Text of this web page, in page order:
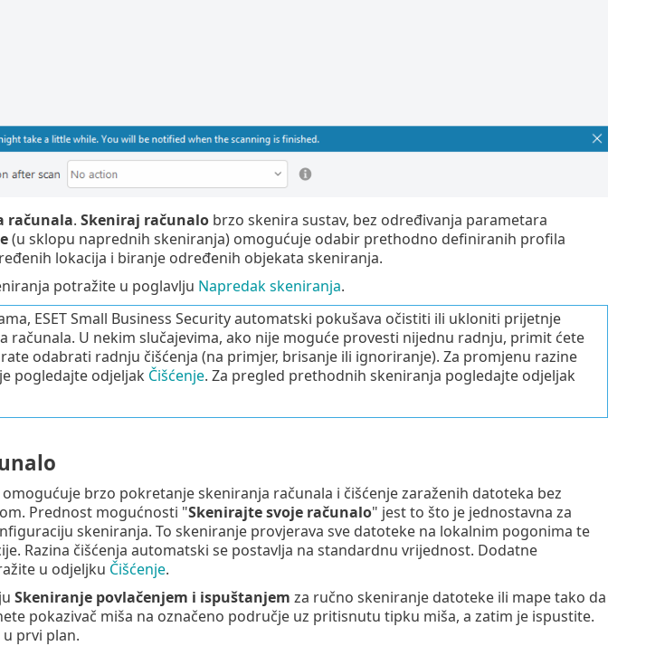
računala. Skeniraj računalobrzo skenira sustav, bez određivanja parametara
(u sklopu naprednih skeniranja) omogućuje odabir prethodno definiranih profila
lokacija i biranje određenih objekata skeniranja.
potražite u poglavlju Napredak skeniranja.
ESET Small Business Security automatski pokušava očistiti ili ukloniti prijetnje
računala. U nekim slučajevima, ako nije moguće provesti nijednu radnju, primit ćete
odabrati radnju čišćenja (na primjer, brisanje ili ignoriranje). Za promjenu razine
pogledajte odjeljak Čišćenje. Za pregled prethodnih skeniranja pogledajte odjeljak
brzo pokretanje skeniranja računala i čišćenje zaraženih datoteka bez
Prednost mogućnosti "Skenirajte svoje računalo" jest to što je jednostavna za
skeniranja. To skeniranje provjerava sve datoteke na lokalnim pogonima te
Razina čišćenja automatski se postavlja na standardnu vrijednost. Dodatne
u odjeljku Čišćenje.
Skeniranje povlačenjem i ispuštanjem za ručno skeniranje datoteke ili mape tako da
pokazivač miša na označeno područje uz pritisnutu tipku miša, a zatim je ispustite.
prvi plan.